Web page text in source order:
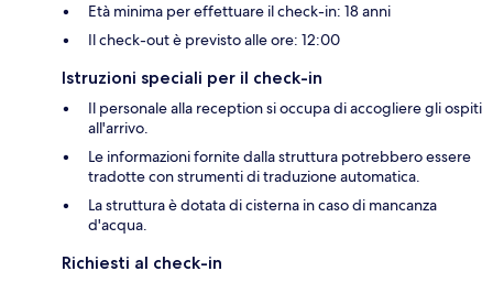
Età minima per effettuare il check-in: 18 anni
Il check-out è previsto alle ore: 12:00
Istruzioni speciali per il check-in
Il personale alla reception si occupa di accogliere gli ospiti
all'arrivo.
Le informazioni fornite dalla struttura potrebbero essere
tradotte con strumenti di traduzione automatica.
La struttura è dotata di cisterna in caso di mancanza
d'acqua.
Richiesti al check-in